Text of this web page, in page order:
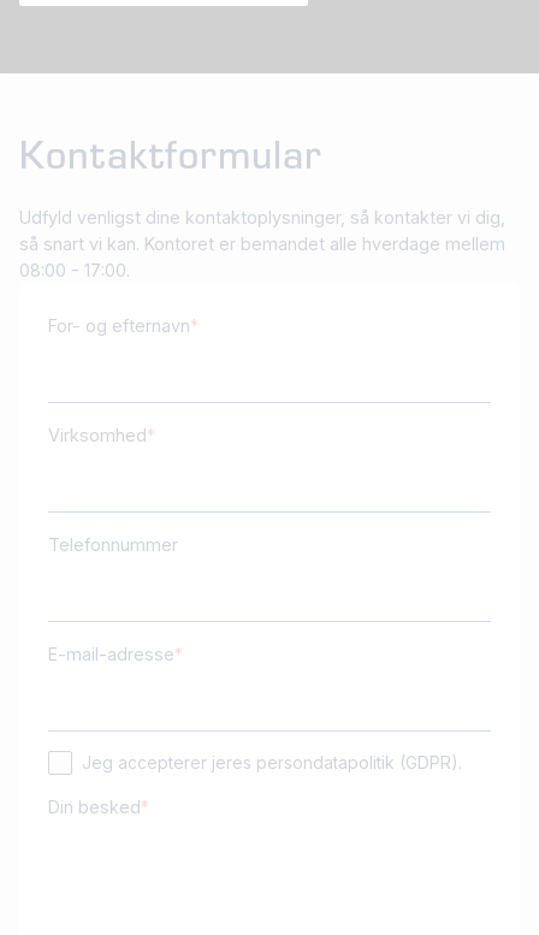
Kontaktformular
Udfyld venligst dine kontaktoplysninger, så kontakter vi dig,
så snart vi kan. Kontoret er bemandet alle hverdage mellem
08:00 - 17:00.
For- og efternavn
Virksomhed
Telefonnummer
E-mail-adresse
Jeg accepterer jeres persondatapolitik (GDPR).
Din besked